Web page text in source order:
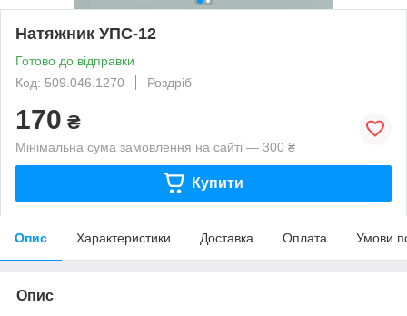
Натяжник УПС-12
Готово до відправки
Код: 509.046.1270
Роздріб
170 ₴
Мінімальна сума замовлення на сайті — 300 ₴
Купити
Опис Характеристики Доставка Оплата Умови
Опис